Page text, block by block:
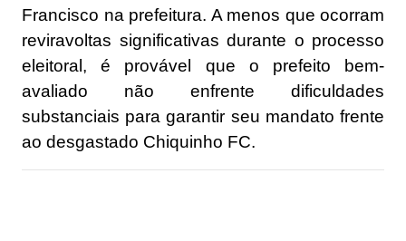
Francisco na prefeitura. A menos que ocorram
reviravoltas significativas durante o processo
eleitoral, é provável que o prefeito bem-
avaliado não enfrente dificuldades
substanciais para garantir seu mandato frente
ao desgastado Chiquinho FC.